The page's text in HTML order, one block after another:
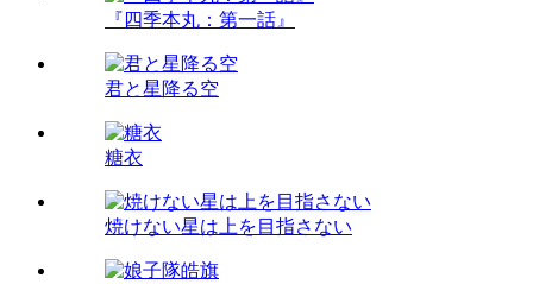
『四季本丸：第一話』
君と星降る空
糖衣
焼けない星は上を目指さない